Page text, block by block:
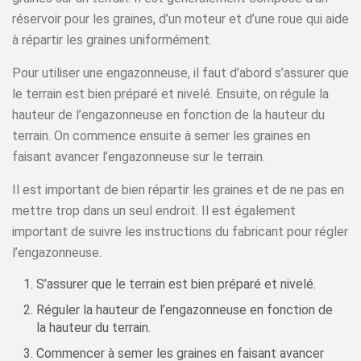
réservoir pour les graines, d’un moteur et d’une roue qui aide
à répartir les graines uniformément.
Pour utiliser une engazonneuse, il faut d’abord s’assurer que
le terrain est bien préparé et nivelé. Ensuite, on régule la
hauteur de l’engazonneuse en fonction de la hauteur du
terrain. On commence ensuite à semer les graines en
faisant avancer l’engazonneuse sur le terrain.
Il est important de bien répartir les graines et de ne pas en
mettre trop dans un seul endroit. Il est également
important de suivre les instructions du fabricant pour régler
l’engazonneuse.
S’assurer que le terrain est bien préparé et nivelé.
Réguler la hauteur de l’engazonneuse en fonction de
la hauteur du terrain.
Commencer à semer les graines en faisant avancer